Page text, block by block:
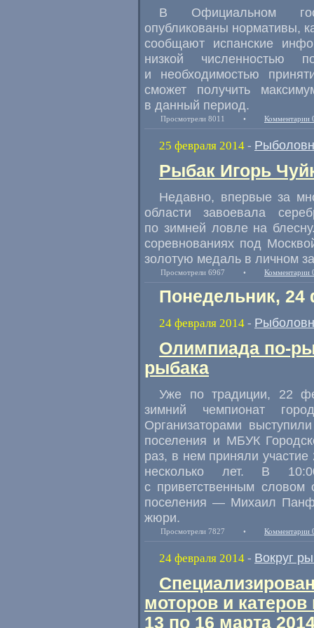
В Официальном
опубликованы нормативы,
сообщают испанские
низкой численностью
и необходимостью
сможет получить
в данный период.
Просмотрели 8011 • Комментарии
25 февраля 2014 -
Рыбак Игорь
Недавно, впервые за
области завоевала
по зимней ловле на
соревнованиях под
золотую медаль в личном
Просмотрели 6967 • Комментарии
Понедельник, 24
24 февраля 2014 -
Олимпиада по-
рыбака
Уже по традиции, 22
зимний чемпионат
Организаторами
поселения и МБУК
раз, в нем приняли участие
несколько лет. В
с приветственным словом
поселения — Михаил
жюри.
Просмотрели 7827 • Комментарии
24 февраля 2014 - Вокруг
моторов и
13 по 16 марта